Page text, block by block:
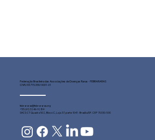
Federação Brasileira das Associações de Doenças Raras - FEBRARARAS
CNPJ 33.715.330/0001-01
febrararas@febrararas.org
+55 (61) 3246-9284
SHCS CT Quadra 502, Bloco C, Loja 37, parte 1041 - Brasília/DF. CEP 70330-530